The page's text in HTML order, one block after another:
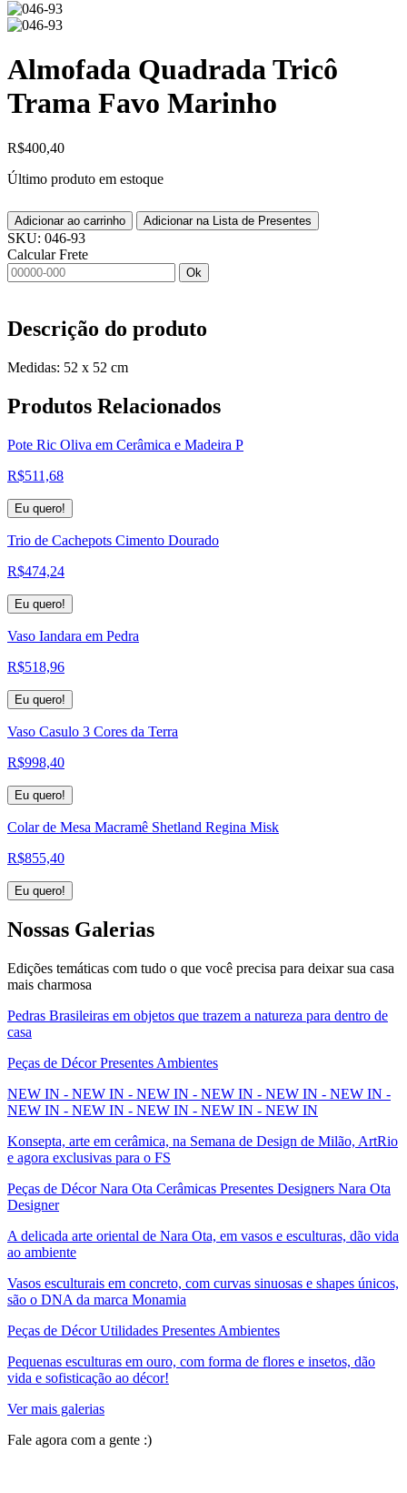
Almofada Quadrada Tricô
Trama Favo Marinho
R$400,40
Último produto em estoque
Adicionar ao carrinho Adicionar na Lista de Presentes
SKU: 046-93
Calcular Frete
Ok
Descrição do produto
Medidas: 52 x 52 cm
Produtos Relacionados
Pote Ric Oliva em Cerâmica e Madeira P
R$511,68
Eu quero!
Trio de Cachepots Cimento Dourado
R$474,24
Eu quero!
Vaso Iandara em Pedra
R$518,96
Eu quero!
Vaso Casulo 3 Cores da Terra
R$998,40
Eu quero!
Colar de Mesa Macramê Shetland Regina Misk
R$855,40
Eu quero!
Nossas Galerias
Edições temáticas com tudo o que você precisa para deixar sua casa
mais charmosa
Pedras Brasileiras em objetos que trazem a natureza para dentro de
casa
Peças de Décor Presentes Ambientes
NEW IN - NEW IN - NEW IN - NEW IN - NEW IN - NEW IN -
NEW IN - NEW IN - NEW IN - NEW IN - NEW IN
Konsepta, arte em cerâmica, na Semana de Design de Milão, ArtRio
e agora exclusivas para o FS
Peças de Décor Nara Ota Cerâmicas Presentes Designers Nara Ota
Designer
A delicada arte oriental de Nara Ota, em vasos e esculturas, dão vida
ao ambiente
Vasos esculturais em concreto, com curvas sinuosas e shapes únicos,
são o DNA da marca Monamia
Peças de Décor Utilidades Presentes Ambientes
Pequenas esculturas em ouro, com forma de flores e insetos, dão
vida e sofisticação ao décor!
Ver mais galerias
Fale agora com a gente :)